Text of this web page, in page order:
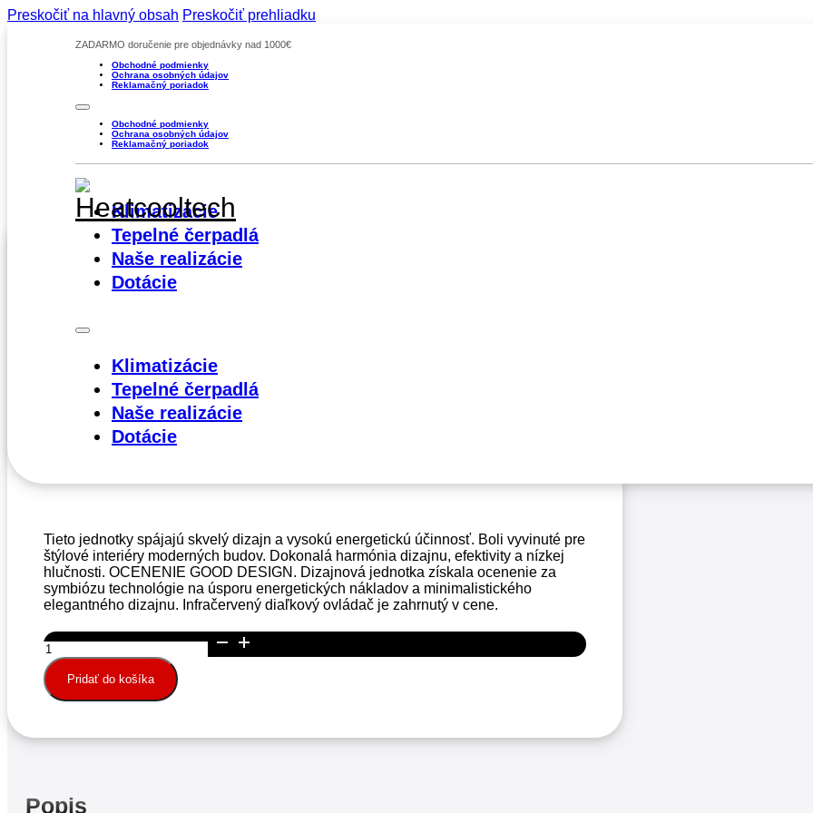
Preskočiť na hlavný obsah Preskočiť prehliadku
ZADARMO doručenie pre objednávky nad 1000€
Obchodné podmienky
Ochrana osobných údajov
Reklamačný poriadok
Obchodné podmienky
Ochrana osobných údajov
Reklamačný poriadok
Klimatizácie
Tepelné čerpadlá
Naše realizácie
Dotácie
Klimatizácie
Tepelné čerpadlá
Naše realizácie
Dotácie
Klimatizácia Mitsubishi Kirigamine Zen
Strieborná 5,0 kW (MSZ-EF50VGKS /
MUZ-EF50VG) set
2330,00€
1894.29 € bez DPH
Tieto jednotky spájajú skvelý dizajn a vysokú energetickú účinnosť. Boli vyvinuté pre
štýlové interiéry moderných budov. Dokonalá harmónia dizajnu, efektivity a nízkej
hlučnosti. OCENENIE GOOD DESIGN. Dizajnová jednotka získala ocenenie za
symbiózu technológie na úsporu energetických nákladov a minimalistického
elegantného dizajnu. Infračervený diaľkový ovládač je zahrnutý v cene.
množstvo
Klimatizácia
Mitsubishi
Kirigamine
Zen
5,0
/
Pridať do košíka
Popis